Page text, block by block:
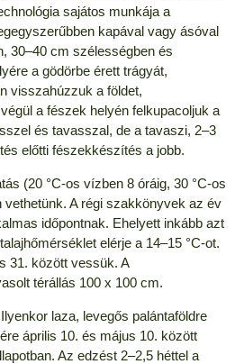
sajátos munkája a
kapával vagy ásóval
30–40 cm szélességben és
a gödörbe érett trágyát,
visszahúzzuk a földet,
a fészek helyén felkupacoljuk a
és tavasszal, de a tavaszi, 2–3
előtti fészekkészítés a jobb.
(20 °C-os vízben 8 óráig, 30 °C-os
A régi szakkönyvek az év
időpontnak. Ehelyett inkább azt
elérje a 14–15 °C-ot.
31. között vessük. A
térállás 100 x 100 cm.
laza, levegős palántaföldre
április 10. és május 10. között
Az edzést 2–2,5 héttel a